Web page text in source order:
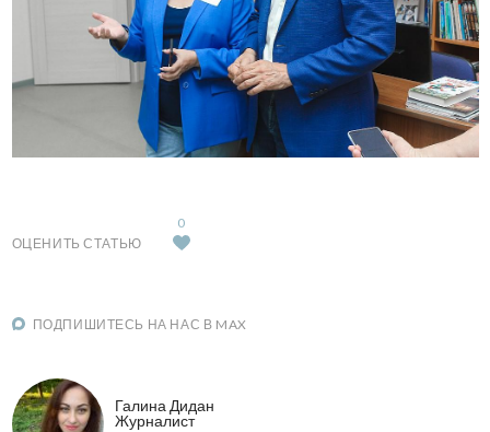
ОЦЕНИТЬ СТАТЬЮ
0
ПОДПИШИТЕСЬ НА НАС В MAX
Галина Дидан
Журналист